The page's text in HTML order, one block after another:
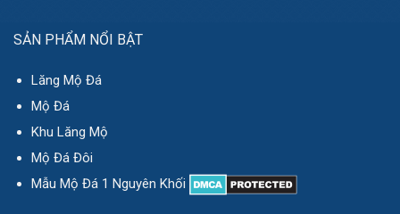
SẢN PHẨM NỔI BẬT
Lăng Mộ Đá
Mộ Đá
Khu Lăng Mộ
Mộ Đá Đôi
Mẫu Mộ Đá 1 Nguyên Khối